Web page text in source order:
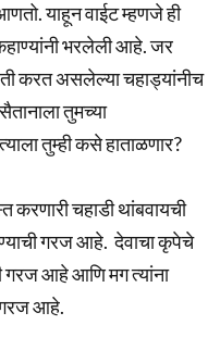
याहून वाईट म्हणजे ही
भरलेली आहे. जर
करत असलेल्या चहाड्यांनीच
तुमच्या
तुम्ही कसे हाताळणार?
करणारी चहाडी थांबवायची
गरज आहे. देवाचा कृपेचे
गरज आहे आणि मग त्यांना
गरज आहे.